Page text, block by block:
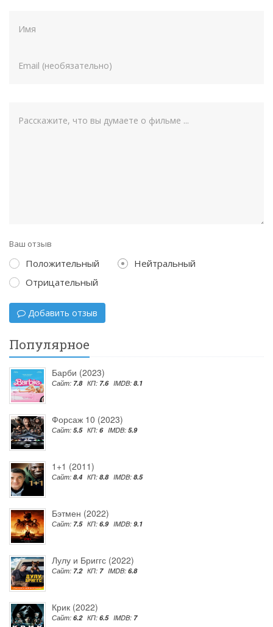
Ваш отзыв
Положительный
Нейтральный
Отрицательный
Добавить отзыв
Популярное
Барби (2023)
Сайт: 7.8 КП: 7.6 IMDB: 8.1
Форсаж 10 (2023)
Сайт: 5.5 КП: 6 IMDB: 5.9
1+1 (2011)
Сайт: 8.4 КП: 8.8 IMDB: 8.5
Бэтмен (2022)
Сайт: 7.5 КП: 6.9 IMDB: 9.1
Лулу и Бриггс (2022)
Сайт: 7.2 КП: 7 IMDB: 6.8
Крик (2022)
Сайт: 6.2 КП: 6.5 IMDB: 7